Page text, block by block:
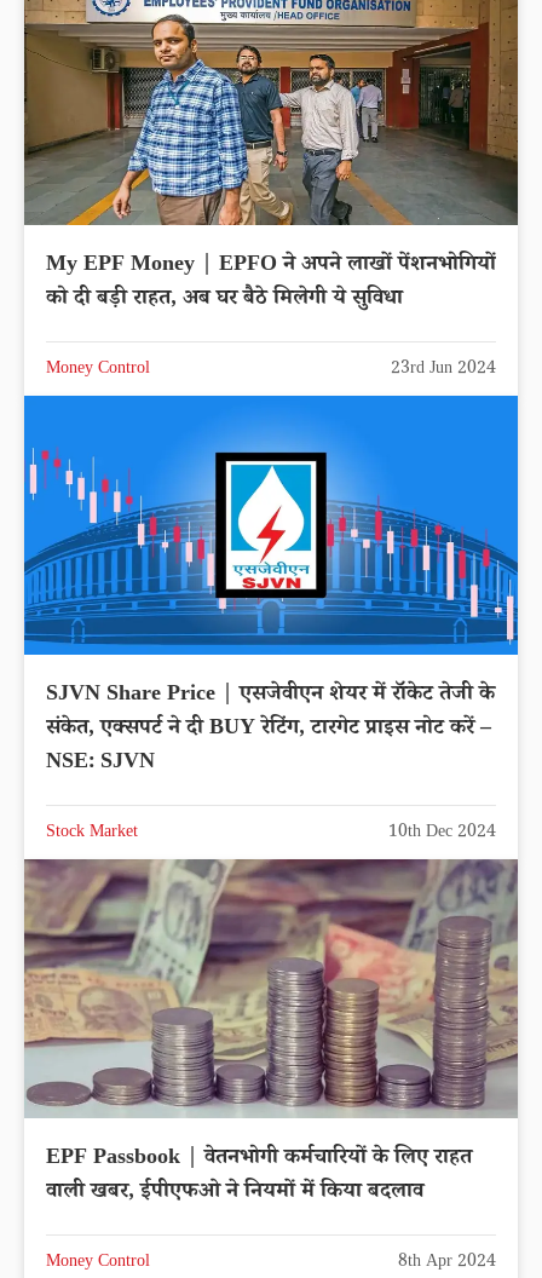
My EPF Money | EPFO ने अपने लाखों पेंशनभोगियों
को दी बड़ी राहत, अब घर बैठे मिलेगी ये सुविधा
Money Control 23rd Jun 2024
SJVN Share Price | एसजेवीएन शेयर में रॉकेट तेजी के
संकेत, एक्सपर्ट ने दी BUY रेटिंग, टारगेट प्राइस नोट करें –
NSE: SJVN
Stock Market 10th Dec 2024
EPF Passbook | वेतनभोगी कर्मचारियों के लिए राहत
वाली खबर, ईपीएफओ ने नियमों में किया बदलाव
Money Control 8th Apr 2024